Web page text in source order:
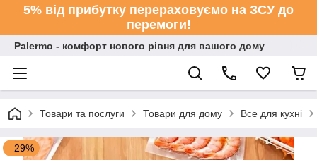
5% від прибутку перераховуємо на ЗСУ до
перемоги!
Palermo - комфорт нового рівня для вашого дому
Товари та послуги Товари для дому Все для кухні
–29%